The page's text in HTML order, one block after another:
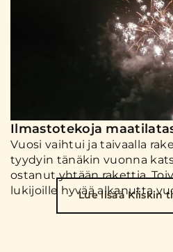
Ilmastotekoja
Vuosi vaihtui ja taivaalla
tyydyin tänäkin vuonna
ostanut yhtään rakettia.
lukijoille hyvää alkanutta
Lue lisää Kiiskin